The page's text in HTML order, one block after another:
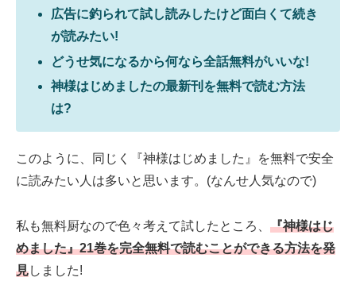
広告に釣られて試し読みしたけど面白くて続き
が読みたい!
どうせ気になるから何なら全話無料がいいな!
神様はじめましたの最新刊を無料で読む方法
は?
このように、同じく『神様はじめました』を無料で安全
に読みたい人は多いと思います。(なんせ人気なので)
私も無料厨なので色々考えて試したところ、 『神様はじ
めました』21巻を完全無料で読むことができる方法を発
見しました!